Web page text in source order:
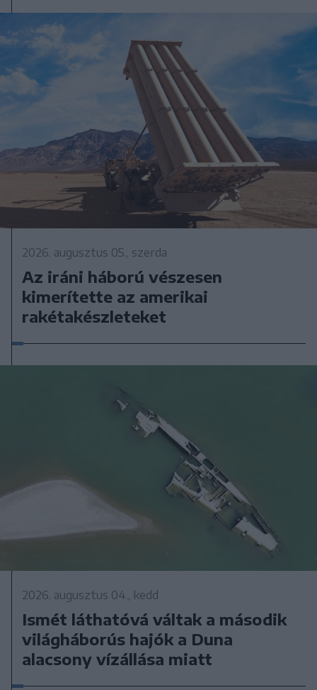
2026. augusztus 05., szerda
Az iráni háború vészesen
kimerítette az amerikai
rakétakészleteket
2026. augusztus 04., kedd
Ismét láthatóvá váltak a második
világháborús hajók a Duna
alacsony vízállása miatt